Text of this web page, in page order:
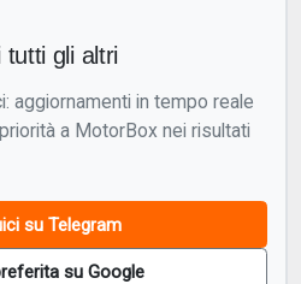
gli altri
aggiornamenti in tempo reale
a MotorBox nei risultati
su Telegram
su Google